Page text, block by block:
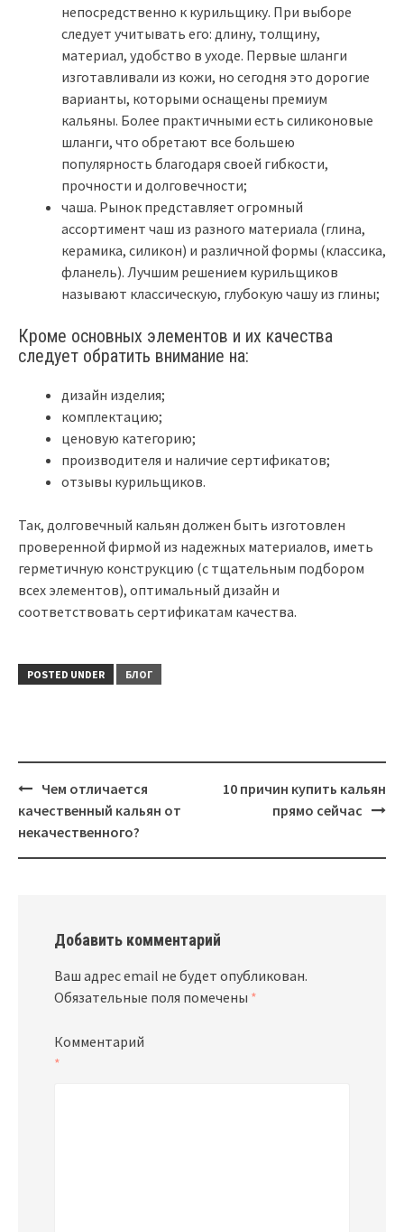
непосредственно к курильщику. При выборе
следует учитывать его: длину, толщину,
материал, удобство в уходе. Первые шланги
изготавливали из кожи, но сегодня это дорогие
варианты, которыми оснащены премиум
кальяны. Более практичными есть силиконовые
шланги, что обретают все большею
популярность благодаря своей гибкости,
прочности и долговечности;
чаша. Рынок представляет огромный
ассортимент чаш из разного материала (глина,
керамика, силикон) и различной формы (классика,
фланель). Лучшим решением курильщиков
называют классическую, глубокую чашу из глины;
Кроме основных элементов и их качества
следует обратить внимание на:
дизайн изделия;
комплектацию;
ценовую категорию;
производителя и наличие сертификатов;
отзывы курильщиков.
Так, долговечный кальян должен быть изготовлен
проверенной фирмой из надежных материалов, иметь
герметичную конструкцию (с тщательным подбором
всех элементов), оптимальный дизайн и
соответствовать сертификатам качества.
POSTED UNDER БЛОГ
Post
navigation
Чем отличается
качественный кальян от
некачественного?
10 причин купить кальян
прямо сейчас
Добавить комментарий
Ваш адрес email не будет опубликован.
Обязательные поля помечены *
Комментарий
*